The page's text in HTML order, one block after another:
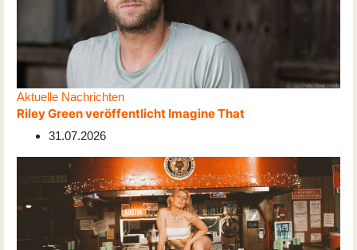
Aktuelle Nachrichten
Riley Green veröffentlicht Imagine That
31.07.2026